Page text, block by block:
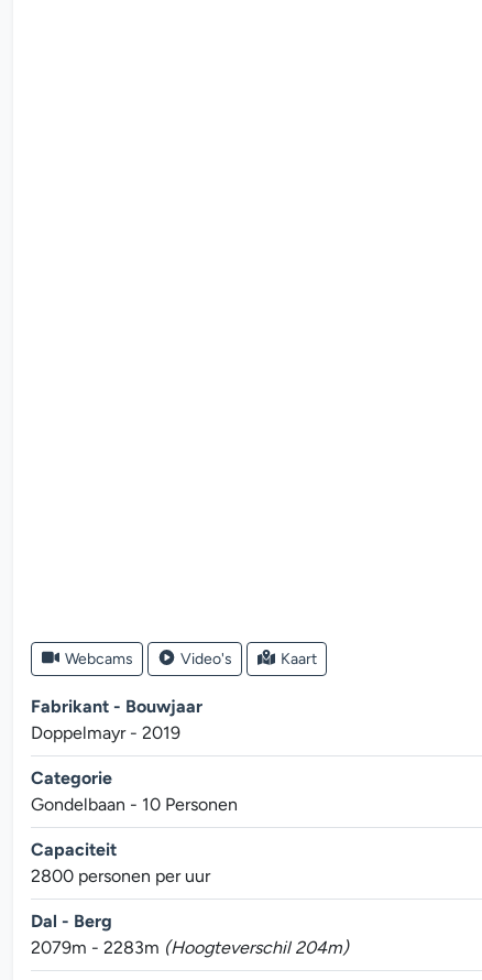
Webcams Video's Kaart
Fabrikant - Bouwjaar
Doppelmayr - 2019
Categorie
Gondelbaan - 10 Personen
Capaciteit
2800 personen per uur
Dal - Berg
2079m - 2283m (Hoogteverschil 204m)